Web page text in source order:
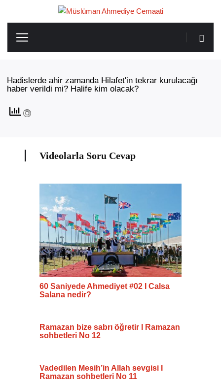
Hadislerde ahir zamanda Hilafet'in tekrar kurulacağı
haber verildi mi? Halife kim olacak?
Videolarla Soru Cevap
60 Saniyede Ahmediyet #02 I Calsa
Salana nedir?
Ramazan bize sabrı öğretir I Ramazan
sohbetleri No 12
Vadedilen Mesih’in Allah sevgisi I
Ramazan sohbetleri No 11